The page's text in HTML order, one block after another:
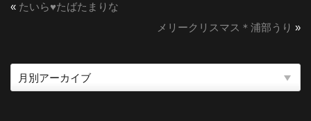
« たいら♥︎たばたまりな
メリークリスマス＊浦部うり »